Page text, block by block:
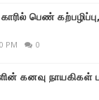
பெண்
PM 0
கனவு நாயகிகள்